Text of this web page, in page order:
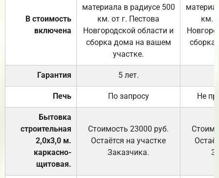
В стоимость
включена
материала в радиусе 500
км. от г. Пестова
Новгородской области и
сборка дома на вашем
участке.
км.
Гарантия 5 лет.
Печь По запросу Не
Бытовка
строительная
2,0х3,0 м.
каркасно-
щитовая.
Стоимость 23000 руб.
Остаётся на участке
Заказчика.